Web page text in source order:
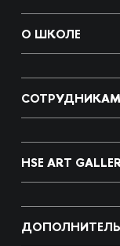
О ШКОЛЕ
СОТРУДНИКАМ
HSE ART